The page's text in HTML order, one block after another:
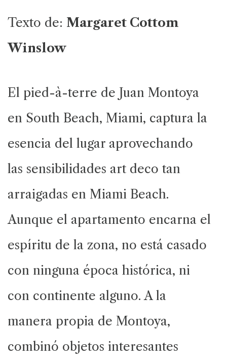
Texto de: Margaret Cottom
Winslow
El pied-à-terre de Juan Montoya
en South Beach, Miami, captura la
esencia del lugar aprovechando
las sensibilidades art deco tan
arraigadas en Miami Beach.
Aunque el apartamento encarna el
espíritu de la zona, no está casado
con ninguna época histórica, ni
con continente alguno. A la
manera propia de Montoya,
combinó objetos interesantes